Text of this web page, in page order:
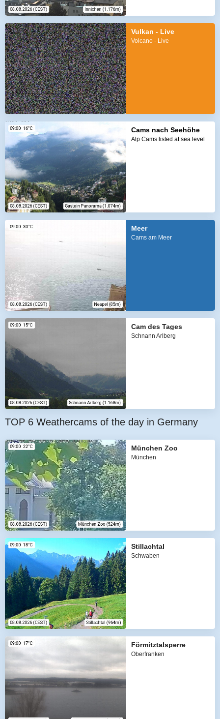
Vulkan - Live
Volcano - Live
Cams nach Seehöhe
Alp Cams listed at sea level
Meer
Cams am Meer
Cam des Tages
Schnann Arlberg
TOP 6 Weathercams of the day in Germany
München Zoo
München
Stillachtal
Schwaben
Förmitztalsperre
Oberfranken